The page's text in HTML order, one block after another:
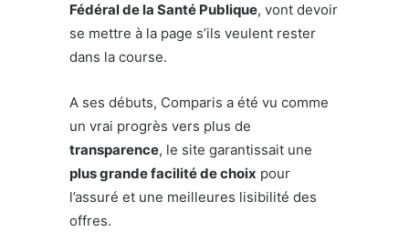
Fédéral de la Santé Publique, vont devoir
se mettre à la page s’ils veulent rester
dans la course.
A ses débuts, Comparis a été vu comme
un vrai progrès vers plus de
transparence, le site garantissait une
plus grande facilité de choix pour
l’assuré et une meilleures lisibilité des
offres.